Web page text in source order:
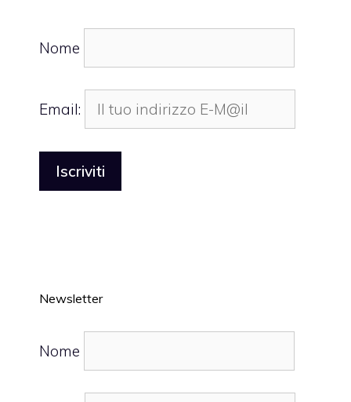
Nome
Email:
Newsletter
Nome